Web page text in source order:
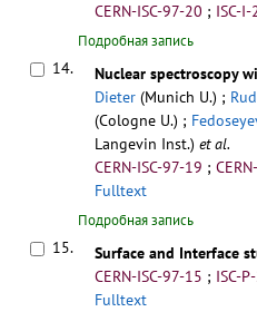
CERN-ISC-97-20 ; ISC-I-
Подробная запись
14.
Nuclear spectroscopy
Dieter (Munich U.) ;
(Cologne U.) ;
Langevin Inst.) et al.
CERN-ISC-97-19 ;
Fulltext
Подробная запись
15. Surface and Interface
CERN-ISC-97-15 ; ISC-
Fulltext